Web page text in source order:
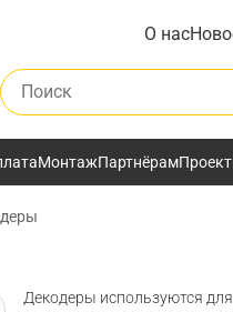
О нас
Поиск по каталогу
МонтажПартнёрам
Декодеры используются